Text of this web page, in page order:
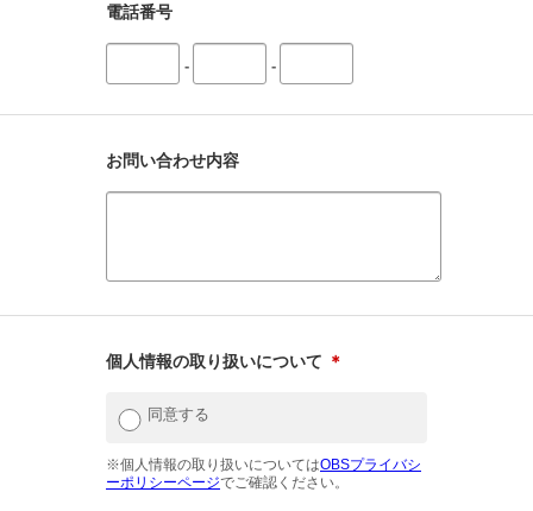
電話番号
- -
お問い合わせ内容
個人情報の取り扱いについて ＊
同意する
※個人情報の取り扱いについてはOBSプライバシ
ーポリシーページでご確認ください。